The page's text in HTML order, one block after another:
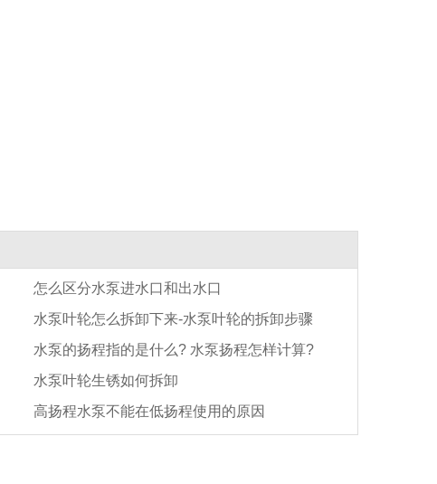
怎么区分水泵进水口和出水口
水泵叶轮怎么拆卸下来-水泵叶轮的拆卸步骤
水泵的扬程指的是什么? 水泵扬程怎样计算?
水泵叶轮生锈如何拆卸
高扬程水泵不能在低扬程使用的原因